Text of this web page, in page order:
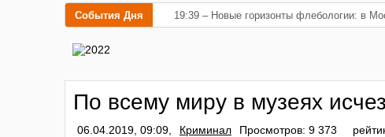
События Дня 19:39 – Новые горизонты флебологии: в
По всему миру в музеях
06.04.2019, 09:09, Криминал Просмотров: 9 373